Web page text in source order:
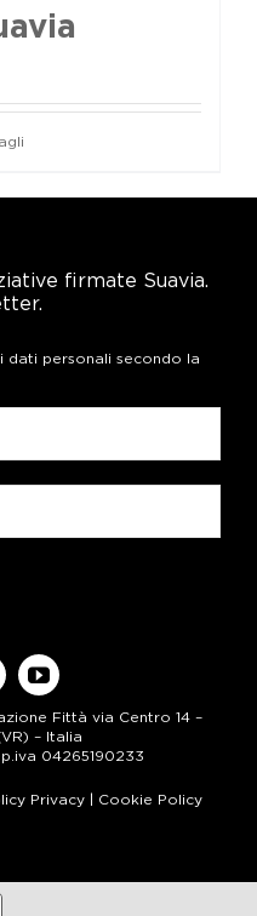
firmate Suavia.
personali secondo la
Fittà via Centro 14 –
– Italia
04265190233
Privacy| Cookie Policy